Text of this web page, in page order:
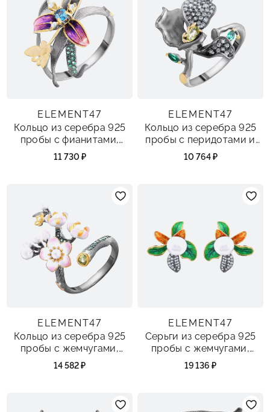
ELEMENT47
Кольцо из серебра 925
пробы с фианитами,
перидотами, топазами и
эмалью
11 730 ₽
ELEMENT47
Кольцо из серебра 925
пробы с перидотами и
фианитами
10 764 ₽
ELEMENT47
Кольцо из серебра 925
пробы с жемчугами,
фианитами, перидотами
14 582 ₽
ELEMENT47
Серьги из серебра 925
пробы с жемчугами,
фианитами и эмалью
19 136 ₽